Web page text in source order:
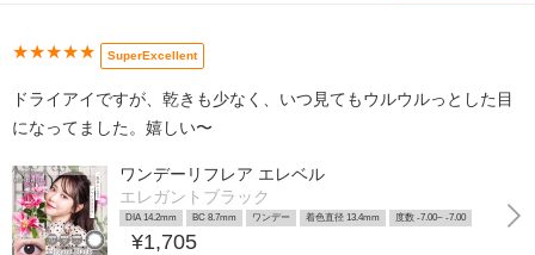
★★★★★ SuperExcellent
ドライアイですが、乾きも少なく、いつ見てもウルウルっとした目
になってました。嬉しい〜
ワンデーリフレア エレベル
エレガントブラック
DIA 14.2mm BC 8.7mm ワンデー 着色直径 13.4mm 度数 -7.00~ -7.00
¥1,705